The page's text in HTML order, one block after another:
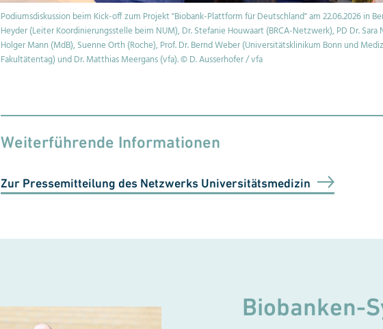
Podiumsdiskussion beim Kick-off zum Projekt "Biobank-Plattform für Deutschland" am 22.06.2026 in
Heyder (Leiter Koordinierungsstelle beim NUM), Dr. Stefanie Houwaart (BRCA-Netzwerk), PD Dr. Sara
Holger Mann (MdB), Suenne Orth (Roche), Prof. Dr. Bernd Weber (Universitätsklinikum Bonn und
Fakultätentag) und Dr. Matthias Meergans (vfa). © D. Ausserhofer / vfa
Weiterführende Informationen
Zur Pressemitteilung des Netzwerks Universitätsmedizin
Biobanken-